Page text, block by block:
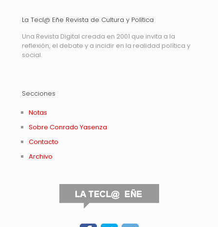
La Tecl@ Eñe Revista de Cultura y Política
Una Revista Digital creada en 2001 que invita a la
reflexión, el debate y a incidir en la realidad política y
social.
Secciones
Notas
Sobre Conrado Yasenza
Contacto
Archivo